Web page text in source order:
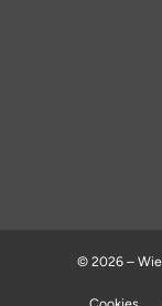
© 2026 –